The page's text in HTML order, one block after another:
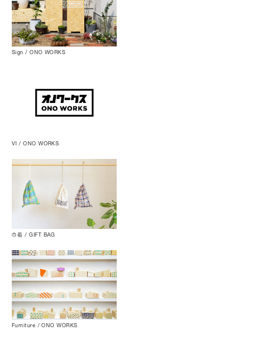
Sign / ONO WORKS
VI / ONO WORKS
巾着 / GIFT BAG
Furniture / ONO WORKS